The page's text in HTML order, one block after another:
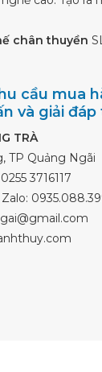
chân thuyền
cầu mua
và giải
TRÀ
TP Quảng Ngãi
3716117